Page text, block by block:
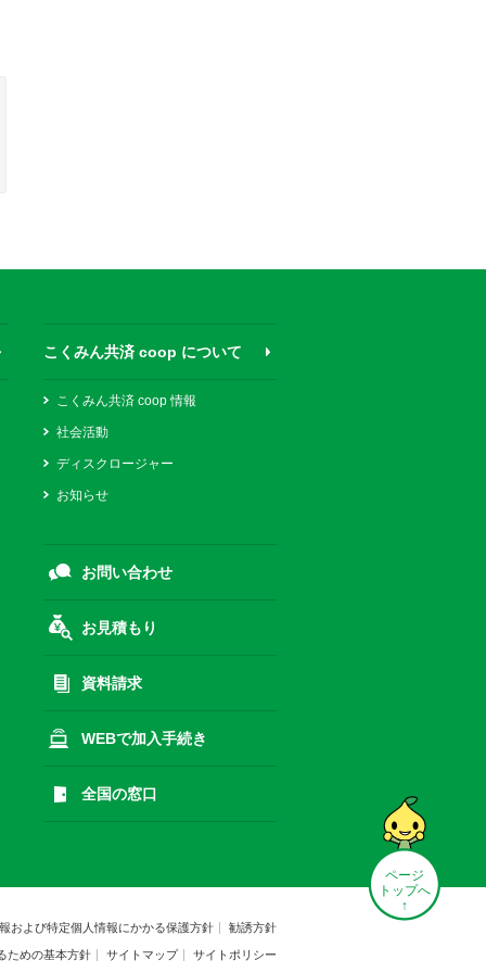
こくみん共済 coop について
こくみん共済 coop 情報
社会活動
ディスクロージャー
お知らせ
お問い合わせ
お見積もり
資料請求
WEBで加入手続き
全国の窓口
ページ
トップへ
↑
および特定個人情報にかかる保護方針 勧誘方針
ための基本方針 サイトマップ サイトポリシー